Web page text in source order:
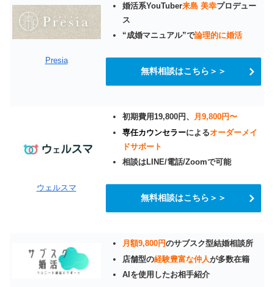
Presia
婚活系YouTuber来島 美幸プロデュー
ス
“成婚マニュアル”で論理的に婚活
無料相談はこちら＞＞
ウェルスマ
初期費用19,800円、 月9,800円〜
専任カウンセラーによるオーダーメイ
ドサポート
相談はLINE/電話/Zoomで可能
無料相談はこちら＞＞
月額9,800円のサブスク型結婚相談所
店舗型の経験豊富な仲人が多数在籍
AIを使用したお相手紹介